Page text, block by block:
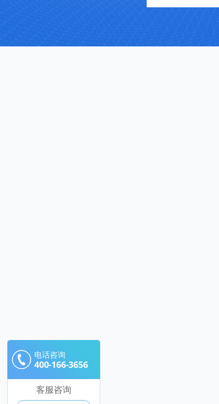
电话咨询
400-166-3656
客服咨询